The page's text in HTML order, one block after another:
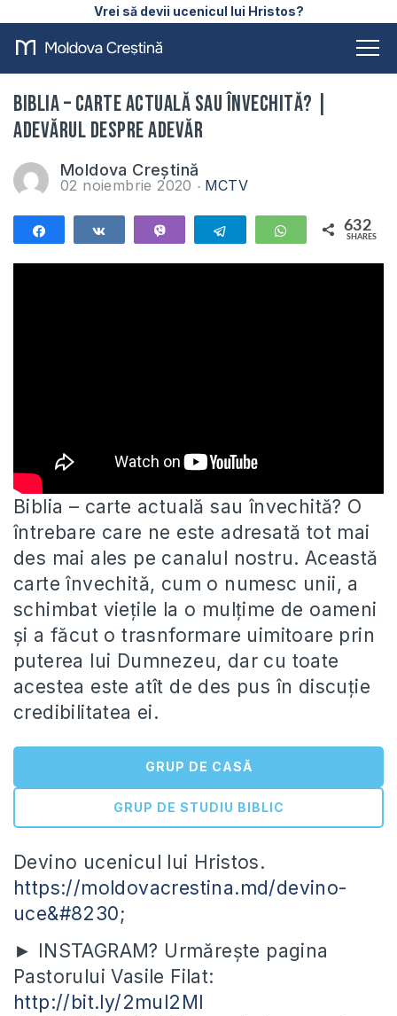
Vrei să devii ucenicul lui Hristos?
Biblia – carte actuală sau învechită? |
Adevărul despre Adevăr
Moldova Creștină
02 noiembrie 2020 MCTV
Telegram WhatsApp
632
SHARES
Biblia – carte actuală sau învechită? O
întrebare care ne este adresată tot mai
des mai ales pe canalul nostru. Această
carte învechită, cum o numesc unii, a
schimbat viețile la o mulțime de oameni
și a făcut o trasnformare uimitoare prin
puterea lui Dumnezeu, dar cu toate
acestea este atît de des pus în discuție
credibilitatea ei.
GRUP DE CASĂ
GRUP DE STUDIU BIBLIC
Devino ucenicul lui Hristos.
https://moldovacrestina.md/devino-
uce&#8230;
► INSTAGRAM? Urmărește pagina
Pastorului Vasile Filat:
http://bit.ly/2mul2Ml